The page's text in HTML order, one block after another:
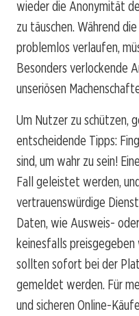
wieder die Anonymität
zu täuschen. Während
problemlos verlaufen,
Besonders verlockende
unseriösen
Um Nutzer zu schützen,
entscheidende Tipps:
sind, um wahr zu sein!
Fall geleistet werden,
vertrauenswürdige
Daten, wie Ausweis-
keinesfalls
sollten sofort bei der
gemeldet werden. Für
und sicheren Online-